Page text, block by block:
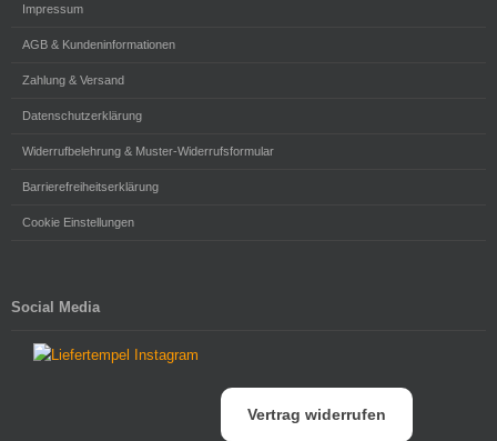
Impressum
AGB & Kundeninformationen
Zahlung & Versand
Datenschutzerklärung
Widerrufbelehrung & Muster-Widerrufsformular
Barrierefreiheitserklärung
Cookie Einstellungen
Social Media
Vertrag widerrufen